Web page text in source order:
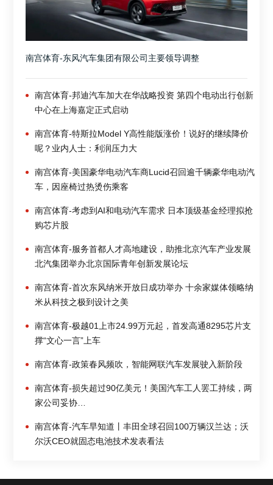
南宫体育-东风汽车集团有限公司主要领导调整
南宫体育-邦迪汽车加大在华战略投资 第四个电动出行创新
中心在上海嘉定正式启动
南宫体育-特斯拉Model Y高性能版涨价！说好的继续降价
呢？业内人士：利润压力大
南宫体育-美国豪华电动汽车商Lucid召回逾千辆豪华电动汽
车，因座椅过热烫伤乘客
南宫体育-考虑到AI和电动汽车需求 日本顶级基金经理拟抢
购芯片股
南宫体育-服务首都人才高地建设，助推北京汽车产业发展
北汽集团举办北京国际青年创新发展论坛
南宫体育-首次东风纳米开放日成功举办 十余家媒体领略纳
米从科技之极到设计之美
南宫体育-极越01上市24.99万元起，首发高通8295芯片支
撑“文心一言”上车
南宫体育-政策春风频吹，智能网联汽车发展驶入新阶段
南宫体育-损失超过90亿美元！美国汽车工人罢工持续，两
家公司妥协…
南宫体育-汽车早知道丨丰田全球召回100万辆汉兰达；沃
尔沃CEO就固态电池技术发表看法